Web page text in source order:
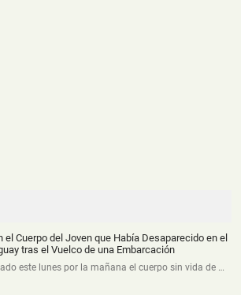
el Cuerpo del Joven que Había Desaparecido en el
tras el Vuelco de una Embarcación
este lunes por la mañana el cuerpo sin vida de …